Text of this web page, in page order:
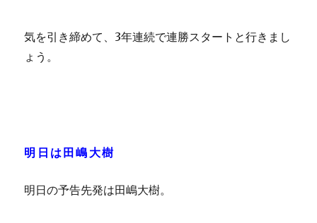
気を引き締めて、3年連続で連勝スタートと行きまし
ょう。
明日は田嶋大樹
明日の予告先発は田嶋大樹。